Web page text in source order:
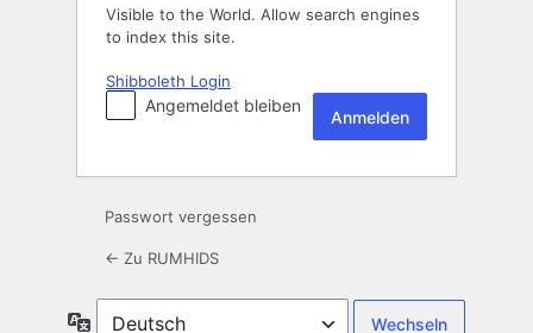
Visible to the World. Allow search engines
to index this site.
Shibboleth Login
Angemeldet bleiben
Passwort vergessen
← Zu RUMHIDS
Sprache